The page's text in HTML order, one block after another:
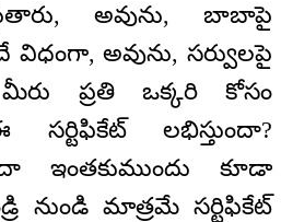
అవును, బాబాపై
అవును, సర్వులపై
ప్రతి ఒక్కరి కోసం
సర్టిఫికేట్ లభిస్తుందా?
ఇంతకుముందు కూడా
నుండి మాత్రమే సర్టిఫికేట్